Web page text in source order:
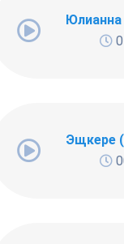
Юлианна
First RadioЭщкере